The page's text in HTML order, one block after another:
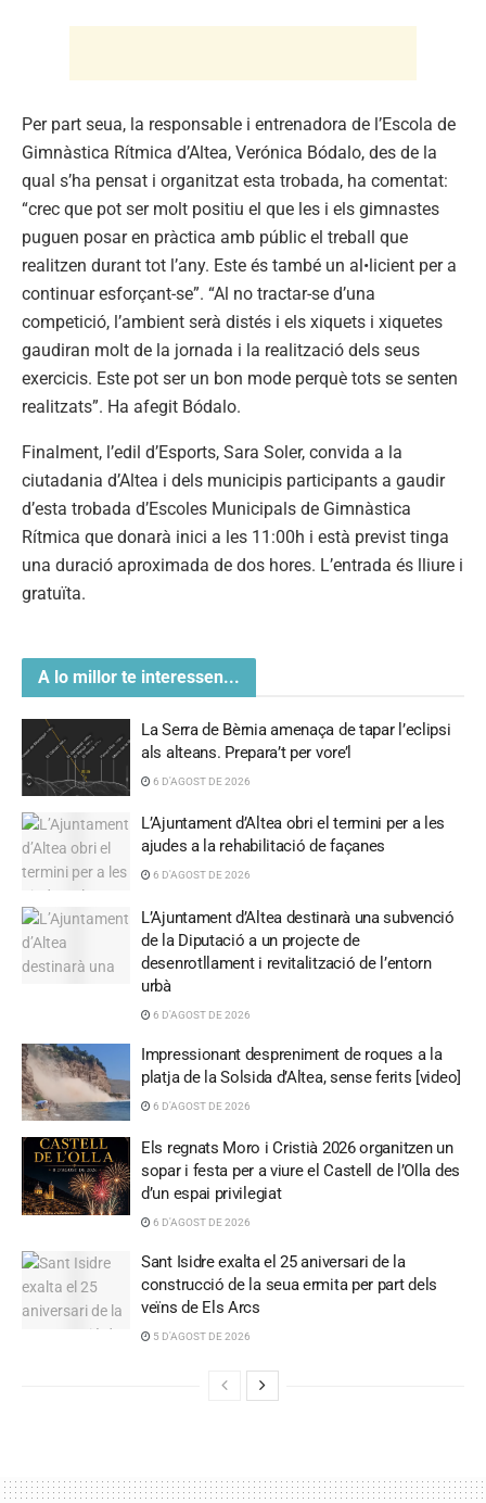
Per part seua, la responsable i entrenadora de l’Escola de
Gimnàstica Rítmica d’Altea, Verónica Bódalo, des de la
qual s’ha pensat i organitzat esta trobada, ha comentat:
“crec que pot ser molt positiu el que les i els gimnastes
puguen posar en pràctica amb públic el treball que
realitzen durant tot l’any. Este és també un al•licient per a
continuar esforçant-se”. “Al no tractar-se d’una
competició, l’ambient serà distés i els xiquets i xiquetes
gaudiran molt de la jornada i la realització dels seus
exercicis. Este pot ser un bon mode perquè tots se senten
realitzats”. Ha afegit Bódalo.
Finalment, l’edil d’Esports, Sara Soler, convida a la
ciutadania d’Altea i dels municipis participants a gaudir
d’esta trobada d’Escoles Municipals de Gimnàstica
Rítmica que donarà inici a les 11:00h i està previst tinga
una duració aproximada de dos hores. L’entrada és lliure i
gratuïta.
A lo millor te interessen...
La Serra de Bèrnia amenaça de tapar l’eclipsi
als alteans. Prepara’t per vore’l
6 D'AGOST DE 2026
L’Ajuntament d’Altea obri el termini per a les
ajudes a la rehabilitació de façanes
6 D'AGOST DE 2026
L’Ajuntament d’Altea destinarà una subvenció
de la Diputació a un projecte de
desenrotllament i revitalització de l’entorn
urbà
6 D'AGOST DE 2026
Impressionant despreniment de roques a la
platja de la Solsida d’Altea, sense ferits [video]
6 D'AGOST DE 2026
Els regnats Moro i Cristià 2026 organitzen un
sopar i festa per a viure el Castell de l’Olla des
d’un espai privilegiat
6 D'AGOST DE 2026
Sant Isidre exalta el 25 aniversari de la
construcció de la seua ermita per part dels
veïns de Els Arcs
5 D'AGOST DE 2026